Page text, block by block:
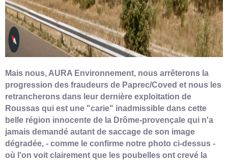
Mais nous, AURA Environnement, nous arrêterons la
progression des fraudeurs de Paprec/Coved et nous les
retrancherons dans leur dernière exploitation de
Roussas qui est une "carie" inadmissible dans cette
belle région innocente de la Drôme-provençale qui n'a
jamais demandé autant de saccage de son image
dégradée, - comme le confirme notre photo ci-dessus -
où l'on voit clairement que les poubelles ont crevé la